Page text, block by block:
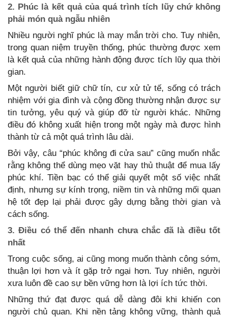
2. Phúc là kết quả của quá trình tích lũy chứ không
phải món quà ngẫu nhiên
Nhiều người nghĩ phúc là may mắn trời cho. Tuy nhiên,
trong quan niệm truyền thống, phúc thường được xem
là kết quả của những hành động được tích lũy qua thời
gian.
Một người biết giữ chữ tín, cư xử tử tế, sống có trách
nhiệm với gia đình và cộng đồng thường nhận được sự
tin tưởng, yêu quý và giúp đỡ từ người khác. Những
điều đó không xuất hiện trong một ngày mà được hình
thành từ cả một quá trình lâu dài.
Bởi vậy, câu “phúc không đi cửa sau” cũng muốn nhắc
rằng không thể dùng mẹo vặt hay thủ thuật để mua lấy
phúc khí. Tiền bạc có thể giải quyết một số việc nhất
định, nhưng sự kính trọng, niềm tin và những mối quan
hệ tốt đẹp lại phải được gây dựng bằng thời gian và
cách sống.
3. Điều có thể đến nhanh chưa chắc đã là điều tốt
nhất
Trong cuộc sống, ai cũng mong muốn thành công sớm,
thuận lợi hơn và ít gặp trở ngại hơn. Tuy nhiên, người
xưa luôn đề cao sự bền vững hơn là lợi ích tức thời.
Những thứ đạt được quá dễ dàng đôi khi khiến con
người chủ quan. Khi nền tảng không vững, thành quả